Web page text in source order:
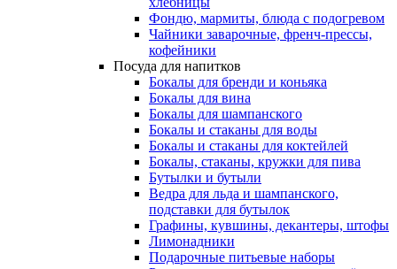
Фондю, мармиты, блюда с подогревом
Чайники заварочные, френч-прессы,
кофейники
Посуда для напитков
Бокалы для бренди и коньяка
Бокалы для вина
Бокалы для шампанского
Бокалы и стаканы для воды
Бокалы и стаканы для коктейлей
Бокалы, стаканы, кружки для пива
Бутылки и бутыли
Ведра для льда и шампанского,
подставки для бутылок
Графины, кувшины, декантеры, штофы
Лимонадники
Подарочные питьевые наборы